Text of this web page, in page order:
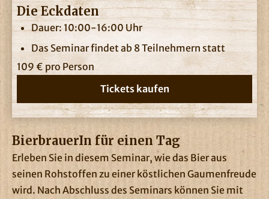
Die Eckdaten
Dauer: 10:00-16:00 Uhr
Das Seminar findet ab 8 Teilnehmern statt
109 € pro Person
Tickets kaufen
BierbrauerIn für einen Tag
Erleben Sie in diesem Seminar, wie das Bier aus
seinen Rohstoffen zu einer köstlichen Gaumenfreude
wird. Nach Abschluss des Seminars können Sie mit